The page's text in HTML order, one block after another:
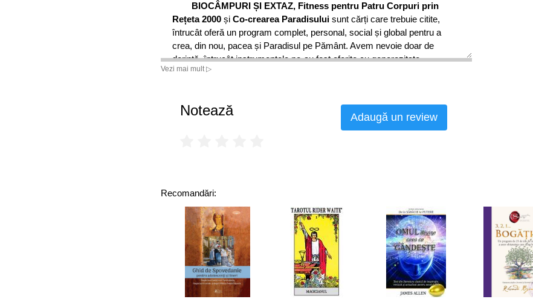
BIOCÂMPURI ȘI EXTAZ, Fitness pentru Patru Corpuri prin
Rețeta 2000 și Co-crearea Paradisului sunt cărți care trebuie citite,
întrucât oferă un program complet, personal, social și global pentru a
crea, din nou, pacea și Paradisul pe Pământ. Avem nevoie doar de
dorință, întrucât instrumentele ne-au fost oferite cu generozitate.
Vezi mai mult ▷
Notează Adaugă un review
Recomandări: